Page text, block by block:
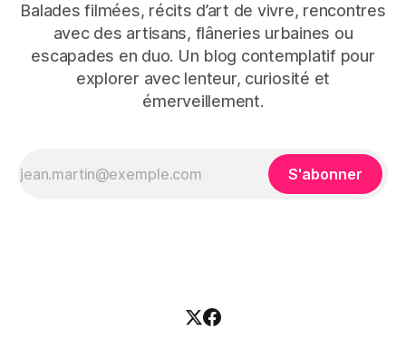
Balades filmées, récits d’art de vivre, rencontres
avec des artisans, flâneries urbaines ou
escapades en duo. Un blog contemplatif pour
explorer avec lenteur, curiosité et
émerveillement.
S'abonner